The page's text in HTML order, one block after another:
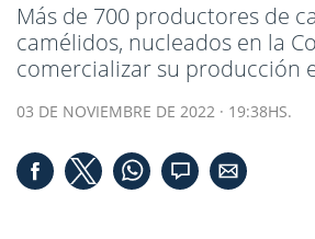
Más de 700 productores de
camélidos, nucleados en la
comercializar su producción
03 DE NOVIEMBRE DE 2022 · 19:38HS.